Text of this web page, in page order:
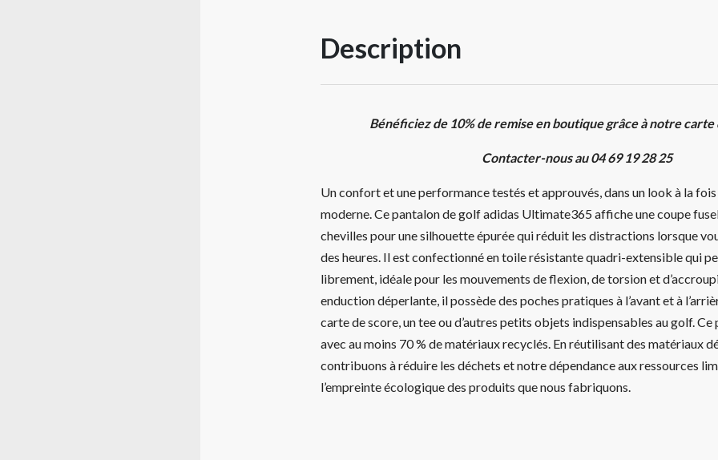
Description
Bénéficiez de 10% de remise en boutique grâce à notre carte
Contacter-nous au 04 69 19 28 25
Un confort et une performance testés et approuvés, dans un look à la
moderne. Ce pantalon de golf adidas Ultimate365 affiche une coupe
chevilles pour une silhouette épurée qui réduit les distractions lorsque
des heures. Il est confectionné en toile résistante quadri-extensible qui
librement, idéale pour les mouvements de flexion, de torsion et
enduction déperlante, il possède des poches pratiques à l’avant et à
carte de score, un tee ou d’autres petits objets indispensables au golf.
avec au moins 70 % de matériaux recyclés. En réutilisant des matériaux
contribuons à réduire les déchets et notre dépendance aux ressources
l’empreinte écologique des produits que nous fabriquons.